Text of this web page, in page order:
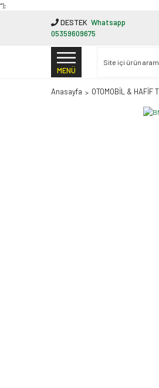
"');
DESTEK Whatsapp
05359609675
MENÜ
Anasayfa OTOMOBİL & HAFİF